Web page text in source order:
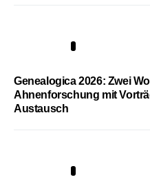
Genealogica 2026: Zwei
Ahnenforschung mit
Austausch